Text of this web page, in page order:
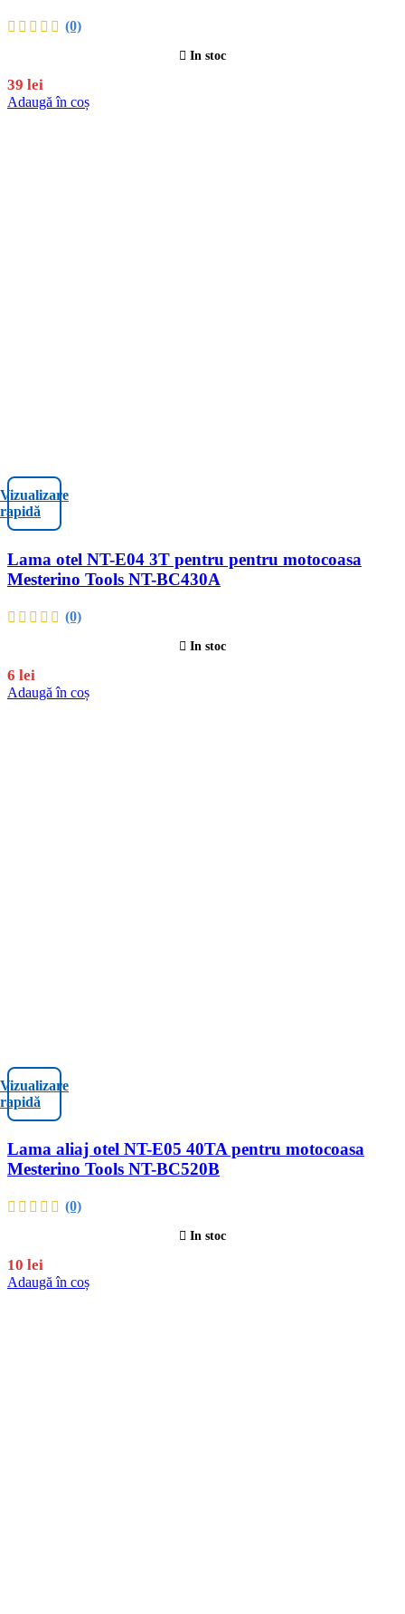
(0)
In stoc
39 lei
Adaugă în coș
Vizualizare
rapidă
Lama otel NT-E04 3T pentru pentru motocoasa
Mesterino Tools NT-BC430A
(0)
In stoc
6 lei
Adaugă în coș
Vizualizare
rapidă
Lama aliaj otel NT-E05 40TA pentru motocoasa
Mesterino Tools NT-BC520B
(0)
In stoc
10 lei
Adaugă în coș